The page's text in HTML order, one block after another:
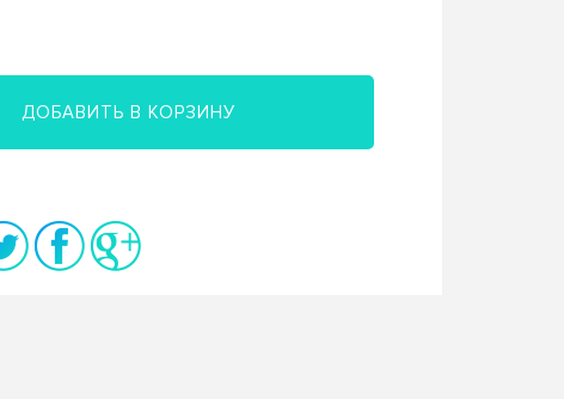
ДОБАВИТЬ В КОРЗИНУ